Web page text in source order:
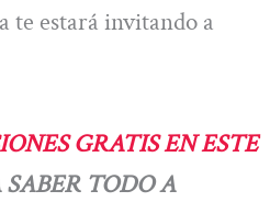
te estará invitando a
GRATIS EN ESTE
TODO A